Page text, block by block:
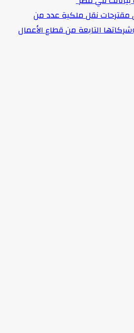
مقترحات نقل ملكية عدد من
التابعة من قطاع الأعمال